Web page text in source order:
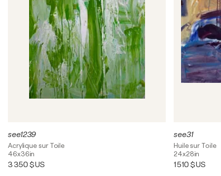
see1239
Acrylique sur Toile
46x36in
3 350 $US
see31
Huile sur Toile
24x28in
1 510 $US